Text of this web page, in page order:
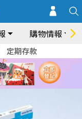
購物情報
定期存款